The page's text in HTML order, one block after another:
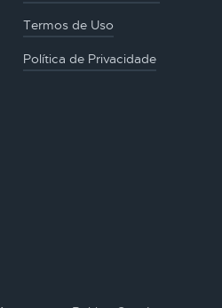
Termos de Uso
Política de Privacidade